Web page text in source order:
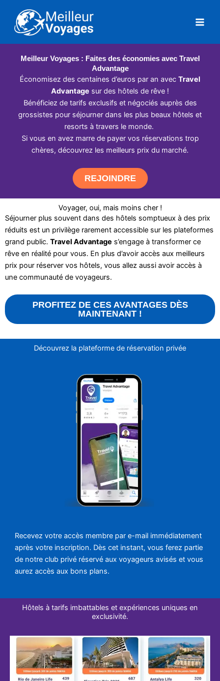
contenu
Meilleur Voyages : Faites des économies avec Travel
Advantage
Économisez des centaines d’euros par an avec Travel
Advantage sur des hôtels de rêve !
Bénéficiez de tarifs exclusifs et négociés auprès des
grossistes pour séjourner dans les plus beaux hôtels et
resorts à travers le monde.
Si vous en avez marre de payer vos réservations trop
chères, découvrez les meilleurs prix du marché.
REJOINDRE
Voyager, oui, mais moins cher !
Séjourner plus souvent dans des hôtels somptueux à des prix
réduits est un privilège rarement accessible sur les plateformes
grand public. Travel Advantage s’engage à transformer ce
rêve en réalité pour vous. En plus d’avoir accès aux meilleurs
prix pour réserver vos hôtels, vous allez aussi avoir accès à
une communauté de voyageurs.
PROFITEZ DE CES AVANTAGES DÈS
MAINTENANT !
Découvrez la plateforme de réservation privée
Recevez votre accès membre par e-mail immédiatement
après votre inscription. Dès cet instant, vous ferez partie
de notre club privé réservé aux voyageurs avisés et vous
aurez accès aux bons plans.
Hôtels à tarifs imbattables et expériences uniques en
exclusivité.